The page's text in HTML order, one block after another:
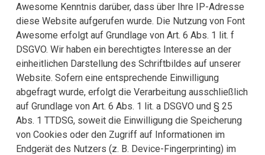
Awesome Kenntnis darüber, dass über Ihre IP-Adresse
diese Website aufgerufen wurde. Die Nutzung von Font
Awesome erfolgt auf Grundlage von Art. 6 Abs. 1 lit. f
DSGVO. Wir haben ein berechtigtes Interesse an der
einheitlichen Darstellung des Schriftbildes auf unserer
Website. Sofern eine entsprechende Einwilligung
abgefragt wurde, erfolgt die Verarbeitung ausschließlich
auf Grundlage von Art. 6 Abs. 1 lit. a DSGVO und § 25
Abs. 1 TTDSG, soweit die Einwilligung die Speicherung
von Cookies oder den Zugriff auf Informationen im
Endgerät des Nutzers (z. B. Device-Fingerprinting) im